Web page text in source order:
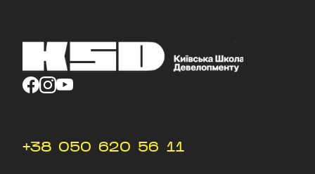
+38 050 620 56 11